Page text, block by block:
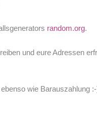
random.org.
und eure Adressen
wie Barauszahlung